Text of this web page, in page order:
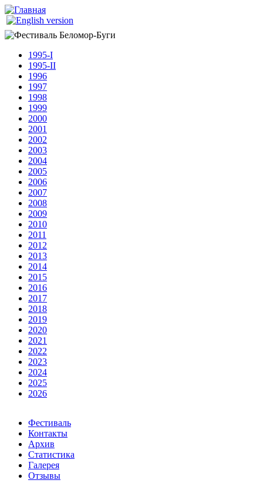
Перейти к основному содержанию
Беломор-
Буги
1995-I
1995-II
1996
1997
1998
1999
2000
2001
2002
2003
2004
2005
2006
2007
2008
2009
2010
2011
2012
2013
2014
2015
2016
2017
2018
2019
2020
2021
2022
2023
2024
2025
2026
Фестиваль
Контакты
Архив
Статистика
Галерея
Отзывы